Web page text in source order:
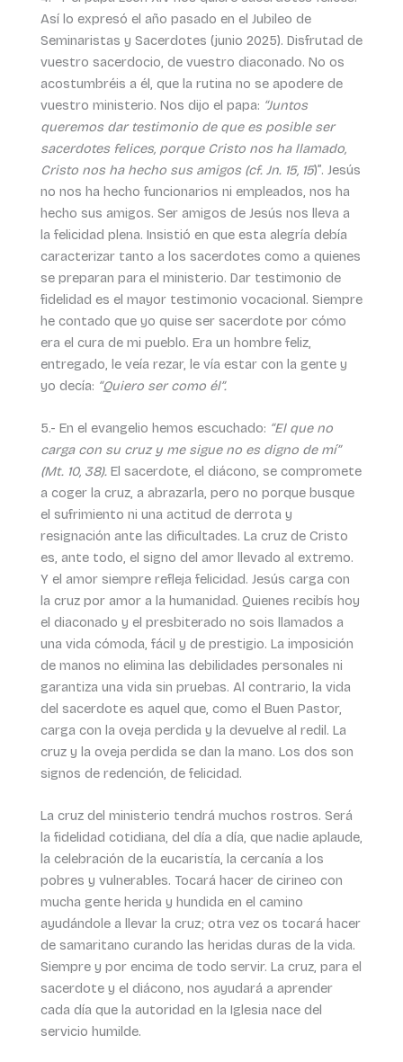
Así lo expresó el año pasado en el Jubileo de
Seminaristas y Sacerdotes (junio 2025). Disfrutad de
vuestro sacerdocio, de vuestro diaconado. No os
acostumbréis a él, que la rutina no se apodere de
vuestro ministerio. Nos dijo el papa: “Juntos
queremos dar testimonio de que es posible ser
sacerdotes felices, porque Cristo nos ha llamado,
Cristo nos ha hecho sus amigos (cf. Jn. 15, 15)”. Jesús
no nos ha hecho funcionarios ni empleados, nos ha
hecho sus amigos. Ser amigos de Jesús nos lleva a
la felicidad plena. Insistió en que esta alegría debía
caracterizar tanto a los sacerdotes como a quienes
se preparan para el ministerio. Dar testimonio de
fidelidad es el mayor testimonio vocacional. Siempre
he contado que yo quise ser sacerdote por cómo
era el cura de mi pueblo. Era un hombre feliz,
entregado, le veía rezar, le vía estar con la gente y
yo decía: “Quiero ser como él”.
5.- En el evangelio hemos escuchado: “El que no
carga con su cruz y me sigue no es digno de mí”
(Mt. 10, 38). El sacerdote, el diácono, se compromete
a coger la cruz, a abrazarla, pero no porque busque
el sufrimiento ni una actitud de derrota y
resignación ante las dificultades. La cruz de Cristo
es, ante todo, el signo del amor llevado al extremo.
Y el amor siempre refleja felicidad. Jesús carga con
la cruz por amor a la humanidad. Quienes recibís hoy
el diaconado y el presbiterado no sois llamados a
una vida cómoda, fácil y de prestigio. La imposición
de manos no elimina las debilidades personales ni
garantiza una vida sin pruebas. Al contrario, la vida
del sacerdote es aquel que, como el Buen Pastor,
carga con la oveja perdida y la devuelve al redil. La
cruz y la oveja perdida se dan la mano. Los dos son
signos de redención, de felicidad.
La cruz del ministerio tendrá muchos rostros. Será
la fidelidad cotidiana, del día a día, que nadie aplaude,
la celebración de la eucaristía, la cercanía a los
pobres y vulnerables. Tocará hacer de cirineo con
mucha gente herida y hundida en el camino
ayudándole a llevar la cruz; otra vez os tocará hacer
de samaritano curando las heridas duras de la vida.
Siempre y por encima de todo servir. La cruz, para el
sacerdote y el diácono, nos ayudará a aprender
cada día que la autoridad en la Iglesia nace del
servicio humilde.